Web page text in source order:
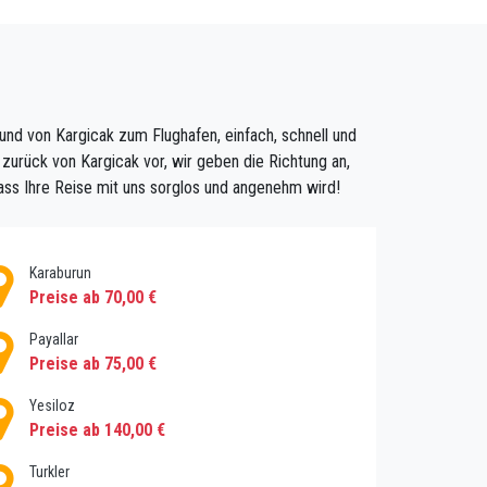
in dieser Gegend gilt. Dieses Dorf gilt im
gibt, die mit den neuesten modernen
Die Hotels hier haben ziemlich große
Ihre Gruppe in mehreren Unterkünften
des Buchungsvorgangs können Sie auch
von Kargicak zum Flughafen, einfach, schnell und
von Kargicak vor, wir geben die Richtung an,
Ihre Reise mit uns sorglos und angenehm wird!
Karaburun
Preise ab 70,00 €
Payallar
Preise ab 75,00 €
Yesiloz
Preise ab 140,00 €
Turkler